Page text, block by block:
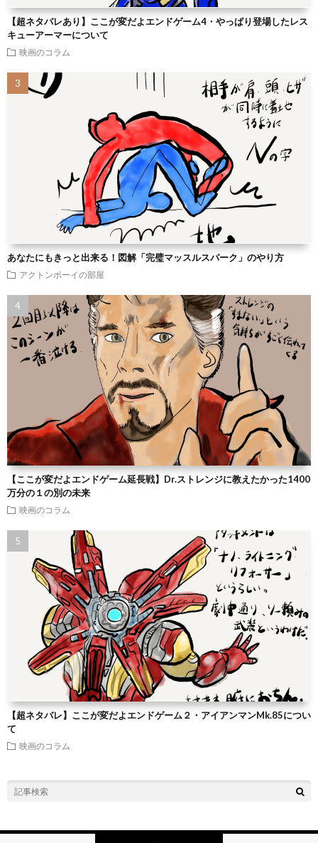
【超ネタバレあり】ここが変だよエンドゲーム4・やっぱり登場したレス
キューアーマーについて
映画のコラム
あなたにもきっと出来る！図解「完璧マッスルスパーク」のやり方
アクトンボーイの部屋
【ここが変だよエンドゲーム延長戦】Dr.ストレンジに教えたかった1400
万分の１の別の未来
映画のコラム
【超ネタバレ】ここが変だよエンドゲーム２・アイアンマンMk.85につい
て
映画のコラム